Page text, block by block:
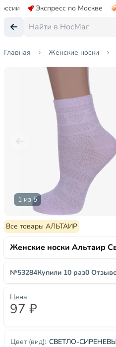
Экспресс по Москве
Главная Женские носки
1 из 5
Все товары АЛЬТАИР
Женские носки Альтаир
№53284Купили 10 раз0
Цвет (вид): СВЕТЛО-
Цена
97 ₽